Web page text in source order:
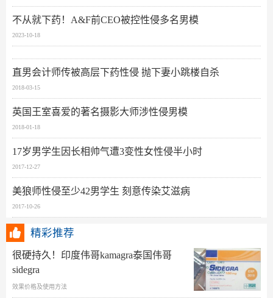
不从就下药！A&F前CEO被控性侵多名男模
2023-10-18
直男会计师传被高层下药性侵 抛下妻小跳楼自杀
2018-03-15
英国王室喜爱的著名摄影大师涉性侵男模
2018-01-18
17岁男学生因长相帅气遭3变性女性侵半小时
2017-12-27
美狼师性侵至少42男学生 刻意传染艾滋病
2017-10-26
精彩推荐
很硬持久！印度伟哥kamagra泰国伟哥
sidegra
效果价格及使用方法